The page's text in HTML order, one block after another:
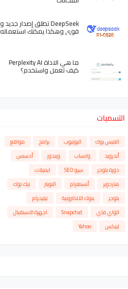
DeepSeek تطلق إصدار جديد و
قوي وهكذا يمكنك استعماله
ما هي الاداة Perplexity AI
كيف تعمل واستخدم؟
التسميات
الفيس بوك اليوتيوب برامج
مواقع
أندرويد
واتساب ويندوز
أدسنس
دورة بلوجر
سيو SEO
ايميلات
هاردوير
أنستغرام التويتر
تيك توك
بلوجر
بنوك الالكترونية
تيليجرام
الواي فاي
Snapchat
اجهزة الاستقبال
لينكس
Yahoo